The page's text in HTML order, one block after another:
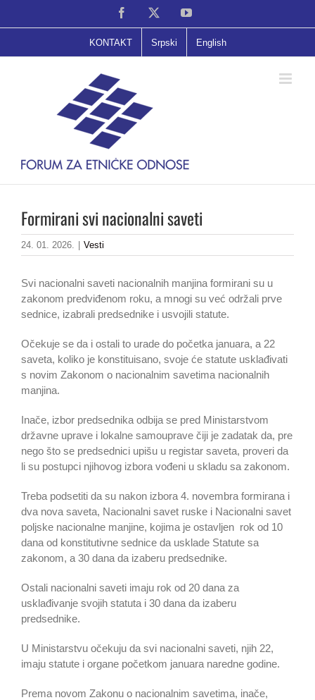
Facebook YouTube
KONTAKT Srpski English
Formirani svi nacionalni saveti
24. 01. 2026. Vesti
Svi nacionalni saveti nacionalnih manjina formirani su u
zakonom predviđenom roku, a mnogi su već održali prve
sednice, izabrali predsednike i usvojili statute.
Očekuje se da i ostali to urade do početka januara, a 22
saveta, koliko je konstituisano, svoje će statute usklađivati
s novim Zakonom o nacionalnim savetima nacionalnih
manjina.
Inače, izbor predsednika odbija se pred Ministarstvom
državne uprave i lokalne samouprave čiji je zadatak da, pre
nego što se predsednici upišu u registar saveta, proveri da
li su postupci njihovog izbora vođeni u skladu sa zakonom.
Treba podsetiti da su nakon izbora 4. novembra formirana i
dva nova saveta, Nacionalni savet ruske i Nacionalni savet
poljske nacionalne manjine, kojima je ostavljen rok od 10
dana od konstitutivne sednice da usklade Statute sa
zakonom, a 30 dana da izaberu predsednike.
Ostali nacionalni saveti imaju rok od 20 dana za
usklađivanje svojih statuta i 30 dana da izaberu
predsednike.
U Ministarstvu očekuju da svi nacionalni saveti, njih 22,
imaju statute i organe početkom januara naredne godine.
Prema novom Zakonu o nacionalnim savetima, inače,